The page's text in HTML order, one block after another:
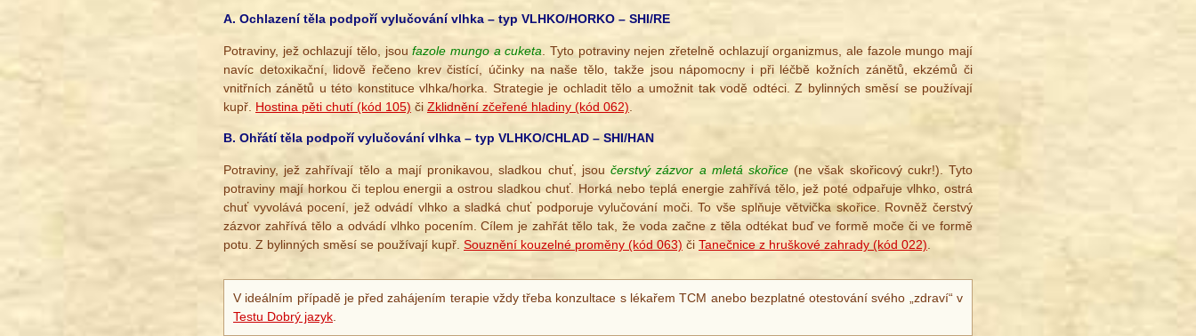
A. Ochlazení těla podpoří vylučování vlhka – typ VLHKO/HORKO – SHI/RE
Potraviny, jež ochlazují tělo, jsoufazole mungo a cuketa . Tyto potraviny nejen zřetelně ochlazují organizmus, ale fazole mungo mají
navíc detoxikační, lidově řečeno krev čistící, účinky na naše tělo, takže jsou nápomocny i při léčbě kožních zánětů, ekzémů či
vnitřních zánětů u této konstituce vlhka/horka. Strategie je ochladit tělo a umožnit tak vodě odtéci. Z bylinných směsí se používají
kupř. Hostina pěti chutí (kód 105) či Zklidnění zčeřené hladiny (kód 062)
B. Ohřátí těla podpoří vylučování vlhka – typ VLHKO/CHLAD – SHI/HAN
Potraviny, jež zahřívají tělo a mají pronikavou, sladkou chuť, jsoučerstvý zázvor a mletá skořice(ne však skořicový cukr!). Tyto
potraviny mají horkou či teplou energii a ostrou sladkou chuť. Horká nebo teplá energie zahřívá tělo, jež poté odpařuje vlhko, ostrá
chuť vyvolává pocení, jež odvádí vlhko a sladká chuť podporuje vylučování moči. To vše splňuje větvička skořice. Rovněž čerstvý
zázvor zahřívá tělo a odvádí vlhko pocením. Cílem je zahřát tělo tak, že voda začne z těla odtékat buď ve formě moče či ve formě
potu. Z bylinných směsí se používají kupř. Souznění kouzelné proměny (kód 063) či Tanečnice z hruškové zahrady (kód 022)
V ideálním případě je před zahájením terapie vždy třeba konzultace s lékařem TCM anebo bezplatné otestování svého „zdraví“ v
Testu Dobrý jazyk.